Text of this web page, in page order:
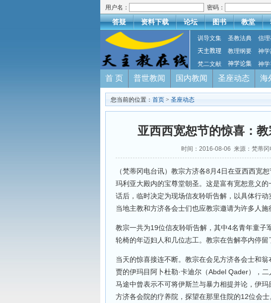
用户名： 密码：
答疑 资料下载 论坛 图书 教堂
训导文集 圣教法典 信
天主教理
教理纲要 神
梵二文献
神学论集 神
首 页 普世教闻 国内教闻 圣座动态 海
您当前的位置： 首页 > 圣座动态
亚西西宽恕节的惊喜：
时间：2016-08-06 来源：梵蒂冈
（梵蒂冈电台讯）教宗方济各8月4日在亚西西宽
玛利亚大殿内的宝尊堂朝圣。这是富有宽恕意义
话后，临时决定为现场信友聆听告解，以具体行
当地主教和方济各会士们也应教宗邀请为许多人施
教宗一共为19位信友聆听告解，其中4名青年童子
轮椅的年迈妇人和几位志工。教宗在告解亭内停留
当天的惊喜接连不断。教宗在会见方济各会士和
贾的伊玛目阿卜杜勒·卡迪尔（Abdel Qader），
马途中曾表示不可将伊斯兰与暴力相提并论，伊
方济各会院的疗养院，探望在那里住院的12位会士